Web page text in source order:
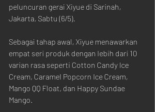
peluncuran gerai Xiyue di Sarinah,
Jakarta, Sabtu (6/5).
Sebagai tahap awal, Xiyue menawarkan
empat seri produk dengan lebih dari 10
varian rasa seperti Cotton Candy Ice
Cream, Caramel Popcorn Ice Cream,
Mango QQ Float, dan Happy Sundae
Mango.